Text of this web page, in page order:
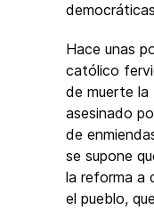
Hace unas
católico
de muerte la
asesinado
de
se supone
la reforma a
el pueblo,